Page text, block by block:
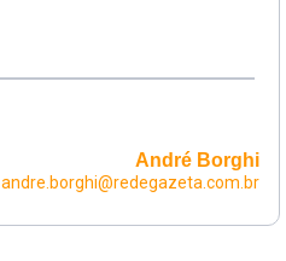
André Borghi
andre.borghi@redegazeta.com.br